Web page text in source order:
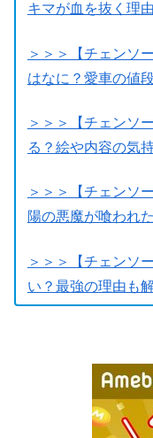
キマが血を抜く理
＞＞＞【チェンソ
はなに？愛車の値
＞＞＞【チェンソ
る？絵や内容の気
＞＞＞【チェンソ
陽の悪魔が喰われ
＞＞＞【チェンソ
い？最強の理由も解